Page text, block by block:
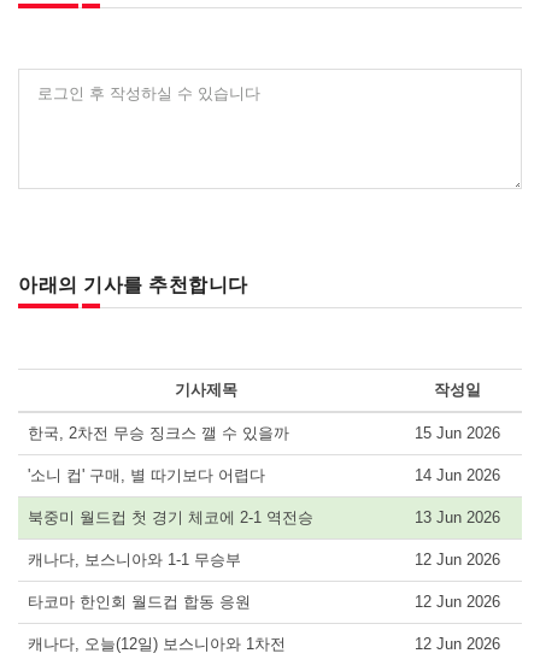
로그인 후 작성하실 수 있습니다
아래의 기사를 추천합니다
기사제목 작성일
한국, 2차전 무승 징크스 깰 수 있을까 15 Jun 2026
'소니 컵' 구매, 별 따기보다 어렵다 14 Jun 2026
북중미 월드컵 첫 경기 체코에 2-1 역전승 13 Jun 2026
캐나다, 보스니아와 1-1 무승부 12 Jun 2026
타코마 한인회 월드컵 합동 응원 12 Jun 2026
캐나다, 오늘(12일) 보스니아와 1차전 12 Jun 2026